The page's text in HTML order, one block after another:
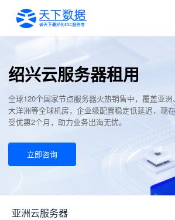
绍兴云服务器租用
全球120个国家节点服务器火热销售中，覆盖亚
大洋洲等全球机房，企业级配置稳定低延迟，现
受优惠2个月，助力业务出海无忧。
立即咨询
亚洲云服务器